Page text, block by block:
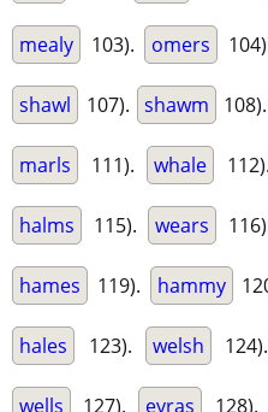
mealy 103). omers
shawl 107). shawm 108).
marls 111). whale 112).
halms 115). wears
hames 119). hammy
hales 123). welsh 124).
wells 127). eyras 128).